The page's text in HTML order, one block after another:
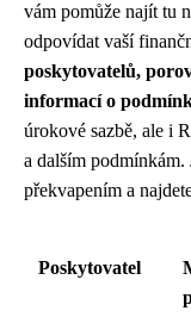
vám pomůže najít tu
odpovídat vaší
poskytovatelů,
informací o
úrokové sazbě, ale i
a dalším podmínkám.
překvapením a
Poskytovatel